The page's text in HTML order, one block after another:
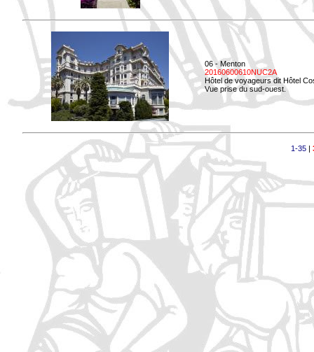
06 - Menton
20160600610NUC2A
Hôtel de voyageurs dit Hôtel
Vue prise du sud-ouest.
1-35|